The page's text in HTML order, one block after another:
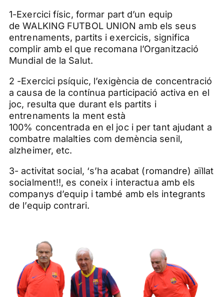
1-Exercici físic, formar part d’un equip
deWALKING FUTBOL UNION amb els seus
entrenaments, partits i exercicis, significa
complir amb el que recomana l’Organització
Mundial de la Salut.
2 -Exercici psíquic, l’exigència de concentració
a causa de la contínua participació activa en el
joc, resulta que durant els partits i
entrenaments la ment està
100% concentrada en el joc i per tant ajudant a
combatre malalties com demència senil,
alzheimer, etc.
3- activitat social, ‘s’ha acabat (romandre) aïllat
socialment!!, es coneix i interactua amb els
companys d’equip i també amb els integrants
de l’equip contrari.